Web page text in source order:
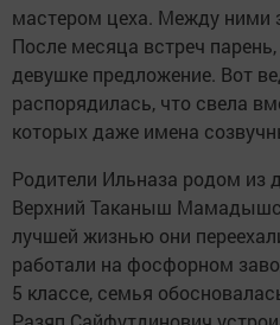
мастером цеха. Между ними
После месяца встреч
девушке предложение. Вот
распорядилась, что свела
которых даже имена
Родители Ильназа родом из
Верхний Таканыш
лучшей жизнью они
работали на фосфорном
5 классе, семья